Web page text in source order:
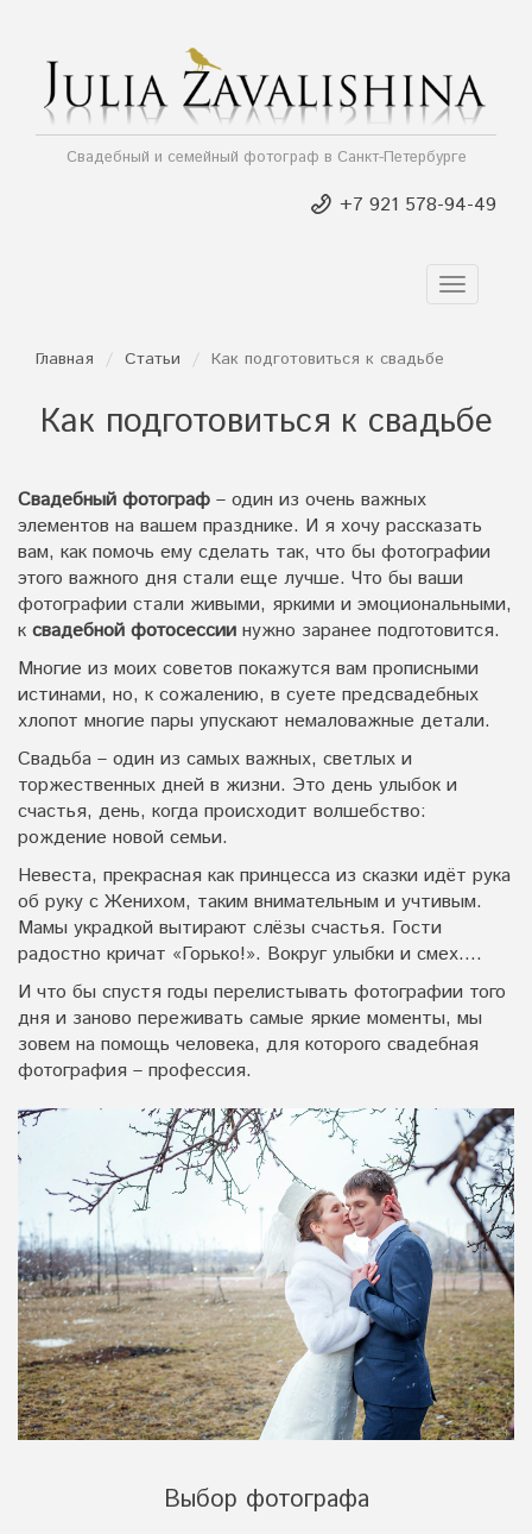
Свадебный и семейный фотограф в Санкт-Петербурге
+7 921 578-94-49
TOGGLE
Главная Статьи Как подготовиться к свадьбе
Как подготовиться к свадьбе
Свадебный фотограф – один из очень важных
элементов на вашем празднике. И я хочу рассказать
вам, как помочь ему сделать так, что бы фотографии
этого важного дня стали еще лучше. Что бы ваши
фотографии стали живыми, яркими и эмоциональными,
к свадебной фотосессии нужно заранее подготовится.
Многие из моих советов покажутся вам прописными
истинами, но, к сожалению, в суете предсвадебных
хлопот многие пары упускают немаловажные детали.
Свадьба – один из самых важных, светлых и
торжественных дней в жизни. Это день улыбок и
счастья, день, когда происходит волшебство:
рождение новой семьи.
Невеста, прекрасная как принцесса из сказки идёт рука
об руку с Женихом, таким внимательным и учтивым.
Мамы украдкой вытирают слёзы счастья. Гости
радостно кричат «Горько!». Вокруг улыбки и смех….
И что бы спустя годы перелистывать фотографии того
дня и заново переживать самые яркие моменты, мы
зовем на помощь человека, для которого свадебная
фотография – профессия.
Выбор фотографа